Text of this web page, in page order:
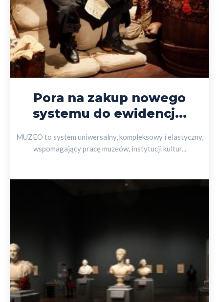
Pora na zakup nowego
systemu do ewidencj...
MUZEO to system uniwersalny, kompleksowy i elastyczny,
wspomagający pracę muzeów, instytucji kultur...